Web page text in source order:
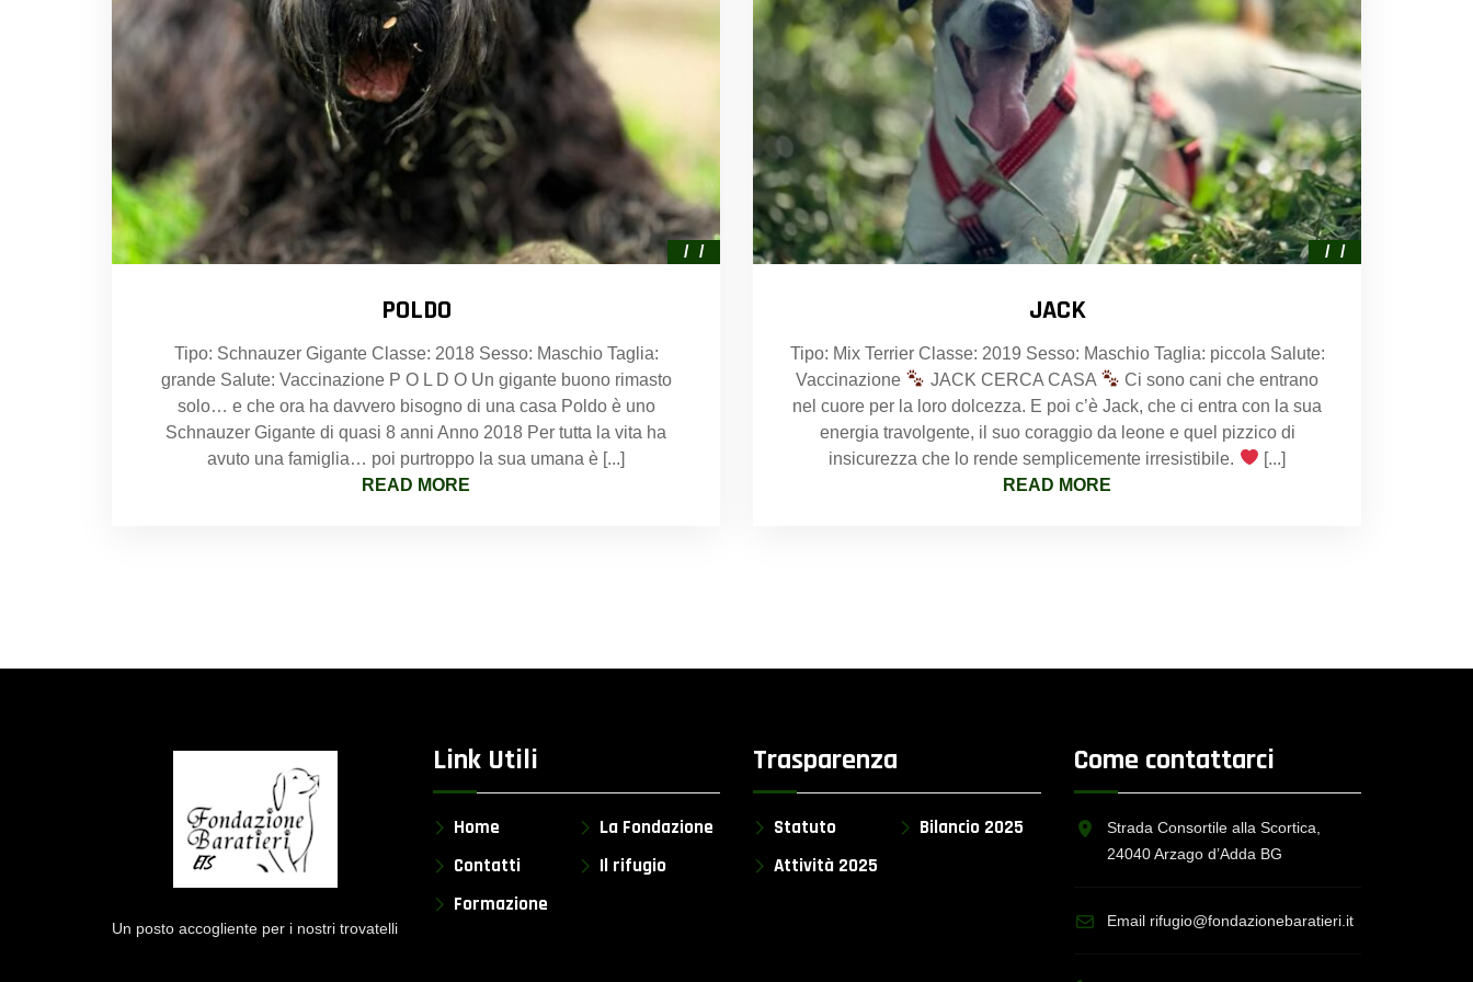
POLDO
Tipo: Schnauzer Gigante Classe: 2018 Sesso: Maschio Taglia:
grande Salute: Vaccinazione P O L D O Un gigante buono rimasto
solo… e che ora ha davvero bisogno di una casa Poldo è uno
Schnauzer Gigante di quasi 8 anni Anno 2018 Per tutta la vita ha
avuto una famiglia… poi purtroppo la sua umana è [...]
READ MORE
JACK
Tipo: Mix Terrier Classe: 2019 Sesso: Maschio Taglia: piccola Salute:
Vaccinazione
JACK CERCA CASA
Ci sono cani che entrano
nel cuore per la loro dolcezza. E poi c’è Jack, che ci entra con la sua
energia travolgente, il suo coraggio da leone e quel pizzico di
insicurezza che lo rende semplicemente irresistibile.
[...]
READ MORE
Un posto accogliente per i nostri trovatelli
Link Utili
Home
La Fondazione
Contatti
Il rifugio
Formazione
Trasparenza
Statuto
Bilancio 2025
Attività 2025
Come contattarci
Strada Consortile alla Scortica,
24040 Arzago d’Adda BG
Email rifugio@fondazionebaratieri.it